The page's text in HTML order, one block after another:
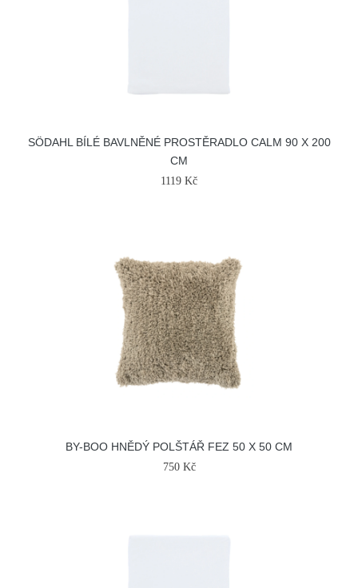
SÖDAHL BÍLÉ BAVLNĚNÉ PROSTĚRADLO CALM 90 X 200
CM
1119 Kč
BY-BOO HNĚDÝ POLŠTÁŘ FEZ 50 X 50 CM
750 Kč